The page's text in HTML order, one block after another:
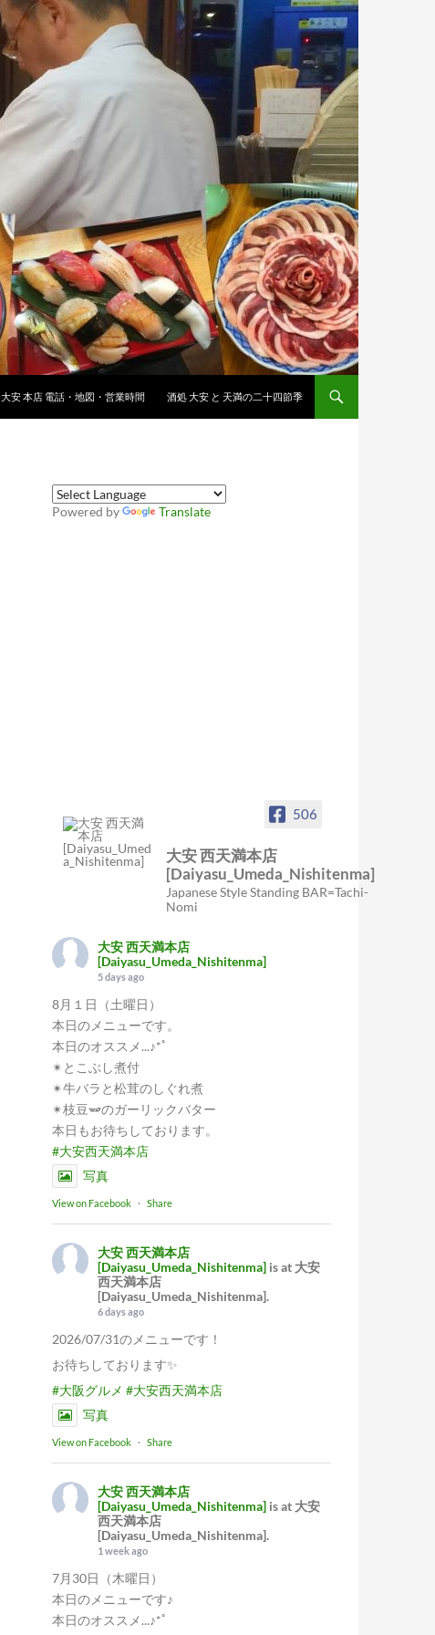
大安 本店 電話・地図・営業時間 酒処 大安 と 天満の二十四節季
Powered by Translate
506
大安 西天満本店
[Daiyasu_Umeda_Nishitenma]
Japanese Style Standing BAR=Tachi-
Nomi
大安 西天満本店
[Daiyasu_Umeda_Nishitenma]
5 days ago
8月１日（土曜日）
本日のメニューです。
本日のオススメ...♪*ﾟ
✴︎とこぶし煮付
✴︎牛バラと松茸のしぐれ煮
✴︎枝豆🫛のガーリックバター
本日もお待ちしております。
#大安西天満本店
写真
View on Facebook · Share
大安 西天満本店
[Daiyasu_Umeda_Nishitenma] is at 大安
西天満本店
[Daiyasu_Umeda_Nishitenma].
6 days ago
2026/07/31のメニューです！
お待ちしております✨
#大阪グルメ #大安西天満本店
写真
View on Facebook · Share
大安 西天満本店
[Daiyasu_Umeda_Nishitenma] is at 大安
西天満本店
[Daiyasu_Umeda_Nishitenma].
1 week ago
7月30日（木曜日）
本日のメニューです♪
本日のオススメ...♪*ﾟ